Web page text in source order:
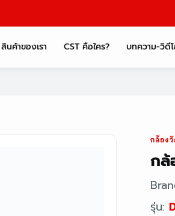
สินค้าของเรา CST คือใคร? บทความ-วิดี
กล้อง
กล้
รุ่น: